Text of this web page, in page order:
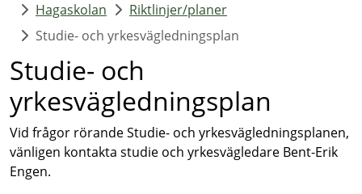
Hagaskolan
Riktlinjer/planer
Studie- och yrkesvägledningsplan
Studie- och
yrkesvägledningsplan
Vid frågor rörande Studie- och yrkesvägledningsplanen,
vänligen kontakta studie och yrkesvägledare Bent-Erik
Engen.